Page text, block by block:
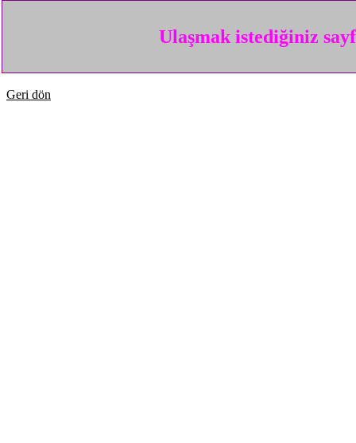
Ulaşmak istediğiniz
Geri dön